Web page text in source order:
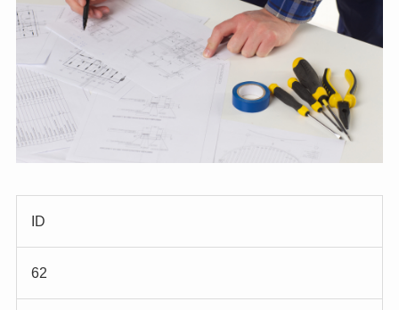
ID
62